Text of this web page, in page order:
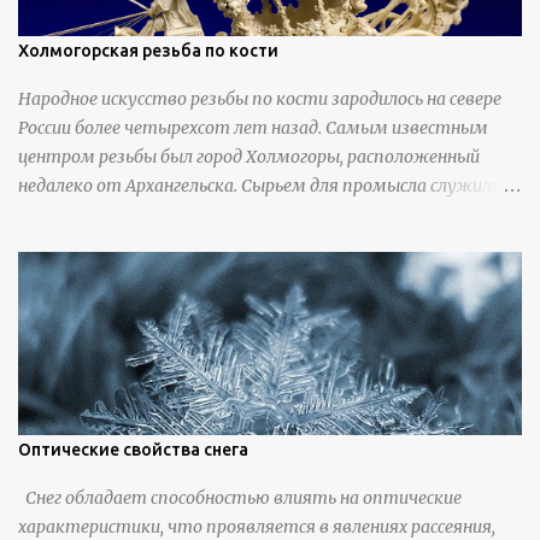
Холмогорская резьба по кости
Народное искусство резьбы по кости зародилось на севере
России более четырехсот лет назад. Самым известным
центром резьбы был город Холмогоры, расположенный
недалеко от Архангельска. Сырьем для промысла служили
облагораживая ее специальной обработкой и тонировкой. В
19 веке резчики также использовали дорогую импортную
слоновую кость для важных заказов. Ажурная ваза
яйцевидной формы с аллегориями времен года - сценами
сбора урожая, сбора фруктов, свадьбы и пожара; кость,
высота 31 см, Н. С. Верещагин, 18 век, из собрания
Государственного Эрмитажа. Кружка с портретами
Дудин О. Х., 18 век, из собрания Государственного Эрмитажа.
Панно с изображением церкви Святых Петра и Павла,
Оптические свойства снега
Снег обладает способностью влиять на оптические
характеристики, что проявляется в явлениях рассеяния,